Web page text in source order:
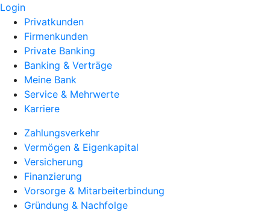
Login
Privatkunden
Firmenkunden
Private Banking
Banking & Verträge
Meine Bank
Service & Mehrwerte
Karriere
Zahlungsverkehr
Vermögen & Eigenkapital
Versicherung
Finanzierung
Vorsorge & Mitarbeiterbindung
Gründung & Nachfolge